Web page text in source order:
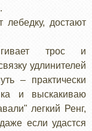
достают
трос и
удлинителей
– практически
и выскакиваю
легкий Ренг,
если удастся